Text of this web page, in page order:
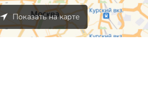
Показать на карте